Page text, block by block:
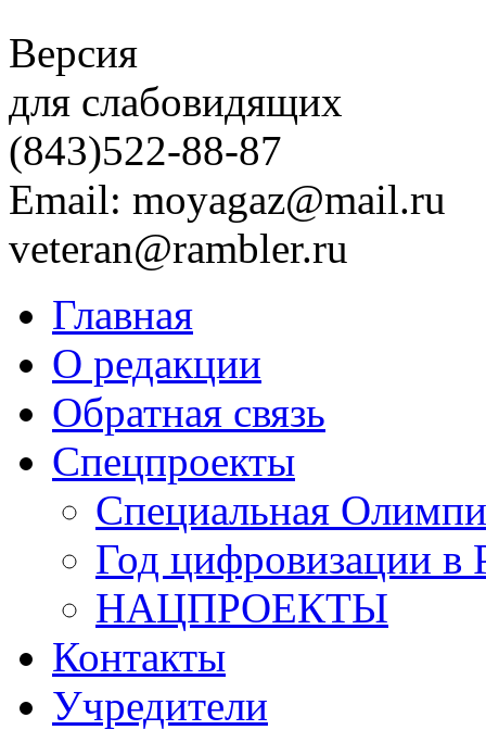
Версия
для слабовидящих
(843)522-88-87
Email: moyagaz@mail.ru
veteran@rambler.ru
Главная
О редакции
Обратная связь
Спецпроекты
Специальная
Год цифровизации в
НАЦПРОЕКТЫ
Контакты
Учредители